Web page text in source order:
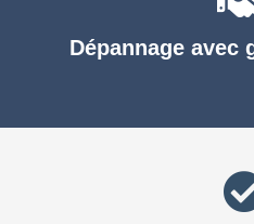
Dépannage avec